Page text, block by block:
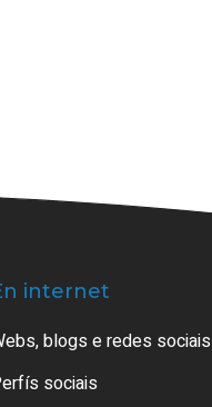
internet
blogs e redes sociais
sociais